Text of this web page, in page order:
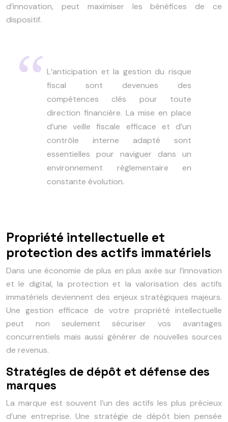
d’innovation, peut maximiser les bénéfices de ce
dispositif.
L’anticipation et la gestion du risque
fiscal sont devenues des
compétences clés pour toute
direction financière. La mise en place
d’une veille fiscale efficace et d’un
contrôle interne adapté sont
essentielles pour naviguer dans un
environnement réglementaire en
constante évolution.
Propriété intellectuelle et
protection des actifs immatériels
Dans une économie de plus en plus axée sur l’innovation
et le digital, la protection et la valorisation des actifs
immatériels deviennent des enjeux stratégiques majeurs.
Une gestion efficace de votre propriété intellectuelle
peut non seulement sécuriser vos avantages
concurrentiels mais aussi générer de nouvelles sources
de revenus.
Stratégies de dépôt et défense des
marques
La marque est souvent l’un des actifs les plus précieux
d’une entreprise. Une stratégie de dépôt bien pensée